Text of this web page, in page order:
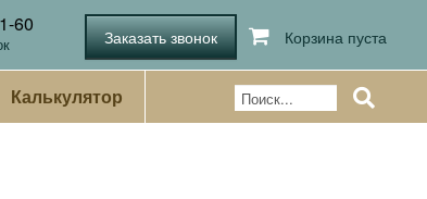
60
Корзина пуста
Калькулятор